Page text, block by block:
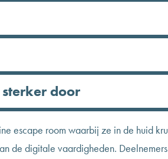
door
escape room waarbij ze in de huid
de digitale vaardigheden.